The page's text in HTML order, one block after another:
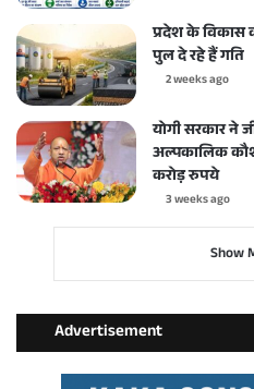
प्रदेश के
पुल दे रहे हैं गति
2 weeks ago
योगी सरकार ने
अल्पकालिक
करोड़ रुपये
3 weeks ago
Show
Advertisement